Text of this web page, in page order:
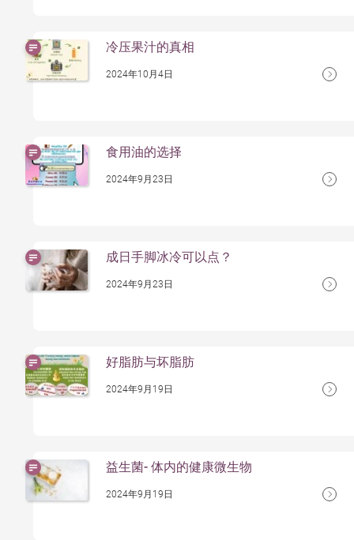
冷压果汁的真相
2024年10月4日
食用油的选择
2024年9月23日
成⽇⼿脚冰冷可以点？
2024年9月23日
好脂肪与坏脂肪
2024年9月19日
益生菌- 体内的健康微生物
2024年9月19日